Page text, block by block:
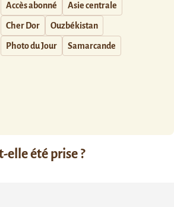
Accès abonné Asie centrale
Cher Dor Ouzbékistan
Photo du Jour Samarcande
elle été prise ?